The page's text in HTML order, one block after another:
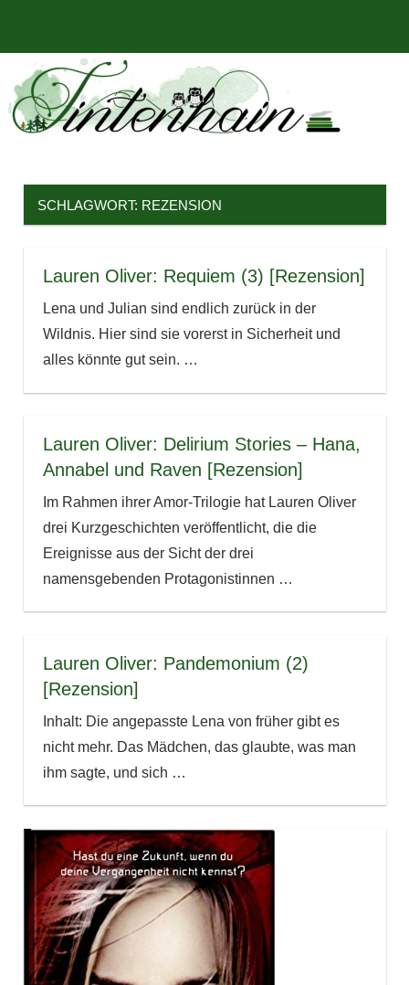
springen
Tintenhain
–
Der
Rezensionen
und
mehr
SCHLAGWORT: REZENSION
Lauren Oliver: Requiem (3) [Rezension]
Lena und Julian sind endlich zurück in der
Wildnis. Hier sind sie vorerst in Sicherheit und
alles könnte gut sein. …
Lauren Oliver: Delirium Stories – Hana,
Annabel und Raven [Rezension]
Im Rahmen ihrer Amor-Trilogie hat Lauren Oliver
drei Kurzgeschichten veröffentlicht, die die
Ereignisse aus der Sicht der drei
namensgebenden Protagonistinnen …
Lauren Oliver: Pandemonium (2)
[Rezension]
Inhalt: Die angepasste Lena von früher gibt es
nicht mehr. Das Mädchen, das glaubte, was man
ihm sagte, und sich …